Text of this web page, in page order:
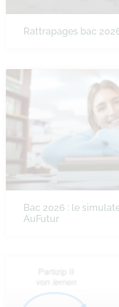
Rattrapages bac
Bac 2026 : le
AuFutur